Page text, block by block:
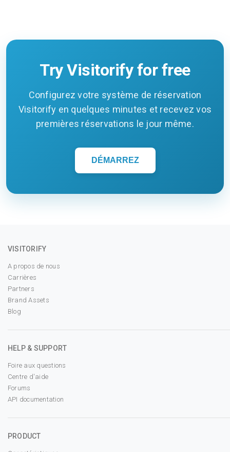
Try Visitorify for free
Configurez votre système de réservation
Visitorify en quelques minutes et recevez vos
premières réservations le jour même.
DÉMARREZ
VISITORIFY
A propos de nous
Carrières
Partners
Brand Assets
Blog
HELP & SUPPORT
Foire aux questions
Centre d'aide
Forums
API documentation
PRODUCT